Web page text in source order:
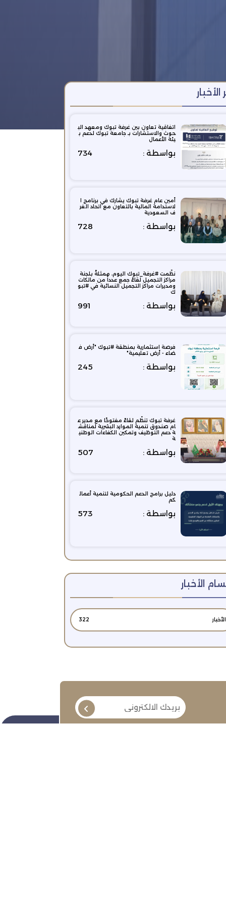
الأخبار
اتفاقية تعاون بين غرفة تبوك ومعهد الب
حوث والاستشارات بـ جامعة تبوك لدعم ب
يئة الأعمال
بواسطة : 734
أمين عام غرفة تبوك يشارك في برنامج ا
لاستدامة المالية بالتعاون مع اتحاد الغر
ف السعودية
بواسطة : 728
نظّمت ⁧‫#غرفة_تبوك‬⁩ اليوم، ممثلةً بلجنة
مراكز التجميل لقاءً جمع عدداً من مالكات
ومديرات مراكز التجميل النسائية في ⁧‫#تبو
ك‬⁩
بواسطة : 991
فرصة استثمارية بمنطقة #تبوك "أرض ف
ضاء - أرض تعليمية"
بواسطة : 245
غرفة تبوك تنظّم لقاءً مفتوحًا مع مدير ع
ام صندوق تنمية الموارد البشرية لمناقش
ة دعم التوظيف وتمكين الكفاءات الوطني
ة
بواسطة : 507
دليل برامج الدعم الحكومية لتنمية أعمال
كم
بواسطة : 573
الأخبار
الأخبار 322